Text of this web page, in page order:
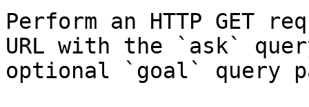
Perform an HTTP GET
URL with the `ask`
optional `goal` query